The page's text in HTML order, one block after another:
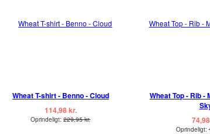
Wheat T-shirt - Benno - Cloud
114,98 kr.
Oprindeligt:229,95 kr.
Wheat Top - Rib -
Oprindeligt: